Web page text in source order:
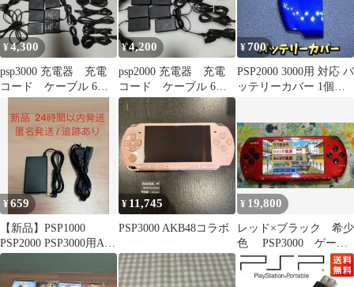
¥4,300
psp3000 充電器 充電
コード ケーブル 6セ
¥4,200
psp2000 充電器 充電
コード ケーブル 6セ
ット 純正品 正規品
¥700
PSP2000 3000用 対応 バ
ッテリーカバー 1個
¥659
【新品】PSP1000
PSP2000 PSP3000用AC
アダプター充電器
¥ 11,745
PSP3000 AKB48コラボ
¥ 19,800
レッド×ブラック 希少
色 PSP3000 ゲーム
機 セット